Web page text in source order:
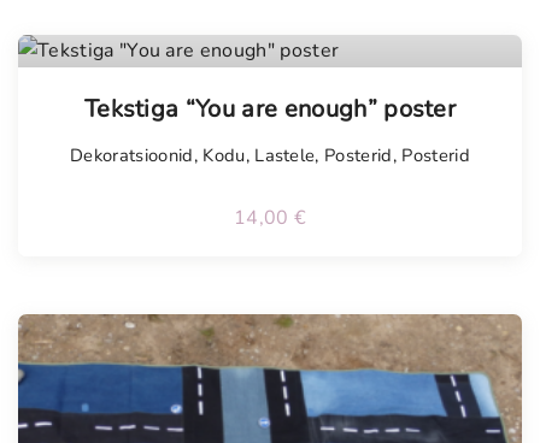
Tekstiga “You are enough” poster
Dekoratsioonid, Kodu, Lastele, Posterid, Posterid
14,00 €